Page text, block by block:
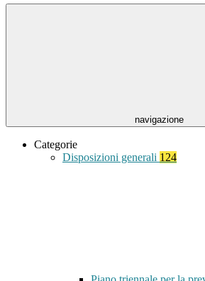
navigazione
Categorie
Disposizioni generali 124